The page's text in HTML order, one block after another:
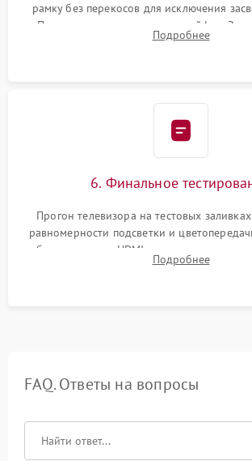
рамку без перекосов для исключения
Подключение внутренних шлейфов.
Сброс настроек и обновление
Подробнее
6. Финальное
Прогон телевизора на тестовых
равномерности подсветки и
работы разъемов HDMI, динамиков,
в рабочем режиме в течение
Подробнее
FAQ. Ответы на вопросы